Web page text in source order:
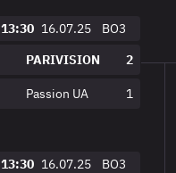
13:30 16.07.25
BO3
PARIVISION
2
Passion UA 1
13:30 16.07.25
BO3